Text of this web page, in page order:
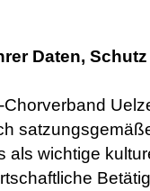
Daten,
als wichtige